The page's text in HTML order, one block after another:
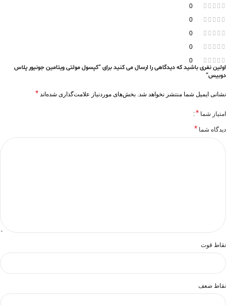
0
0
0
0
0
اولین نفری باشید که دیدگاهی را ارسال می کنید برای “کپسول مولتی ویتامین جونیور پلاس
دوبیس”
نشانی ایمیل شما منتشر نخواهد شد. بخش‌های موردنیاز علامت‌گذاری شده‌اند *
امتیاز شما *
دیدگاه شما *
نقاط قوت
نقاط ضعف